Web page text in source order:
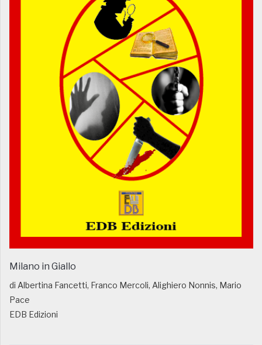
Milano in Giallo
di Albertina Fancetti, Franco Mercoli, Alighiero Nonnis, Mario
Pace
EDB Edizioni